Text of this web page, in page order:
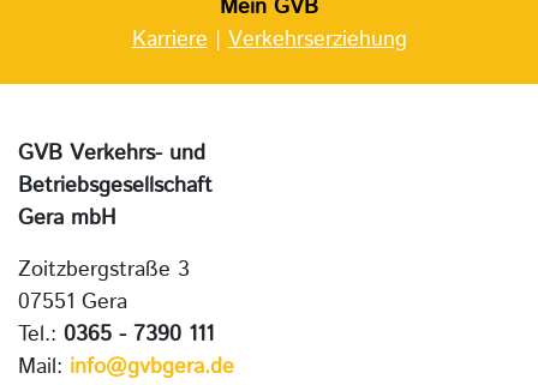
Mein GVB
Karriere|Verkehrserziehung
GVB Verkehrs- und
Betriebsgesellschaft
Gera mbH
Zoitzbergstraße 3
07551 Gera
Tel.: 0365 - 7390 111
Mail: info@gvbgera.de